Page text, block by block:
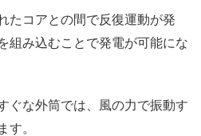
たコアとの間で反復運動が発
組み込むことで発電が可能にな
ぐな外筒では、風の力で振動す
。